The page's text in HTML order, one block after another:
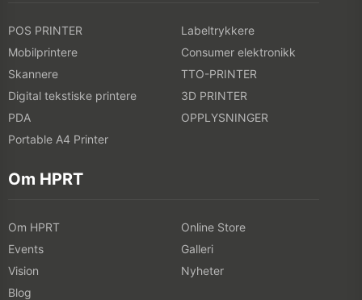
POS PRINTER
Labeltrykkere
Mobilprintere
Consumer elektronikk
Skannere
TTO-PRINTER
Digital tekstiske printere
3D PRINTER
PDA
OPPLYSNINGER
Portable A4 Printer
Om HPRT
Om HPRT
Online Store
Events
Galleri
Vision
Nyheter
Blog